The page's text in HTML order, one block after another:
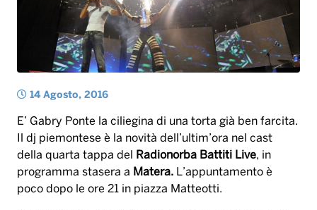
14 Agosto, 2016
E’ Gabry Ponte la ciliegina di una torta già ben farcita.
Il dj piemontese è la novità dell’ultim’ora nel cast
della quarta tappa del
Radionorba Battiti Live, in
programma stasera a Matera. L’appuntamento è
poco dopo le ore 21 in piazza Matteotti.